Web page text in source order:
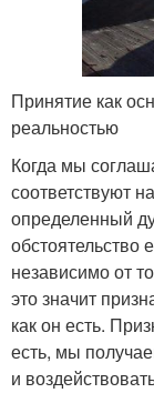
Принятие как
реальностью
Когда мы
соответствуют
определенный
обстоятельство
независимо от
это значит
как он есть.
есть, мы
и